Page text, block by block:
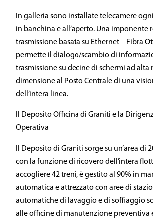
In galleria sono installate telecamere
in banchina e all’aperto. Una imponente
trasmissione basata su Ethernet – Fibra
permette il dialogo/scambio di
trasmissione su decine di schermi ad alta
dimensione al Posto Centrale di una
dell’intera linea.
Il Deposito Officina di Graniti e la
Operativa
Il Deposito di Graniti sorge su un’area di
con la funzione di ricovero dell’intera
accogliere 42 treni, è gestito al 90% in
automatica e attrezzato con aree di
automatiche di lavaggio e di soffiaggio
alle officine di manutenzione preventiva